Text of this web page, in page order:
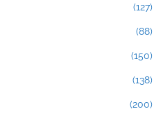
(127)
(88)
(150)
(138)
(200)